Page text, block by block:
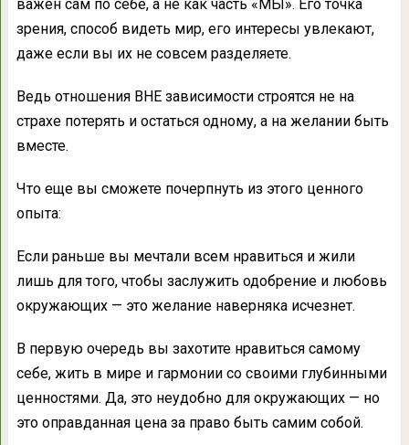
важен сам по себе, а не как часть «МЫ». Его точка
зрения, способ видеть мир, его интересы увлекают,
даже если вы их не совсем разделяете.
Ведь отношения ВНЕ зависимости строятся не на
страхе потерять и остаться одному, а на желании быть
вместе.
Что еще вы сможете почерпнуть из этого ценного
опыта:
Если раньше вы мечтали всем нравиться и жили
лишь для того, чтобы заслужить одобрение и любовь
окружающих — это желание наверняка исчезнет.
В первую очередь вы захотите нравиться самому
себе, жить в мире и гармонии со своими глубинными
ценностями. Да, это неудобно для окружающих — но
это оправданная цена за право быть самим собой.